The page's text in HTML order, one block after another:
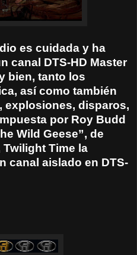
es cuidada y ha
canal DTS-HD Master
bien, tanto los
así como también
explosiones, disparos,
por Roy Budd
Wild Geese”, de
Twilight Time la
canal aislado en DTS-